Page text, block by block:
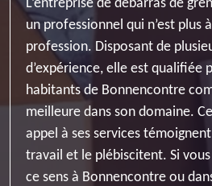
L’entreprise de débarras de
un professionnel qui n’est plus
profession. Disposant de
d’expérience, elle est qualifiée
habitants de Bonnencontre
meilleure dans son domaine.
appel à ses services
travail et le plébiscitent. Si
ce sens à Bonnencontre ou